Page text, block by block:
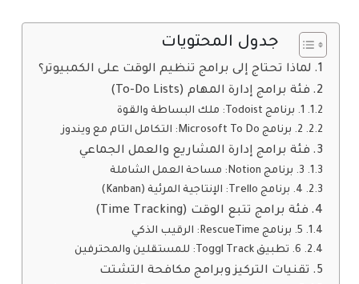
جدول المحتويات
لماذا تحتاج إلى برامج تنظيم الوقت على الكمبيوتر؟
فئة برامج إدارة المهام (To-Do Lists)
1. برنامج Todoist: ملك البساطة والقوة
2. برنامج Microsoft To Do: التكامل التام مع ويندوز
فئة برامج إدارة المشاريع والعمل الجماعي
3. برنامج Notion: مساحة العمل الشاملة
4. برنامج Trello: الإنتاجية المرئية (Kanban)
فئة برامج تتبع الوقت (Time Tracking)
5. برنامج RescueTime: الرقيب الذكي
6. تطبيق Toggl Track: للمستقلين والمحترفين
تقنيات التركيز وبرامج مكافحة التشتت